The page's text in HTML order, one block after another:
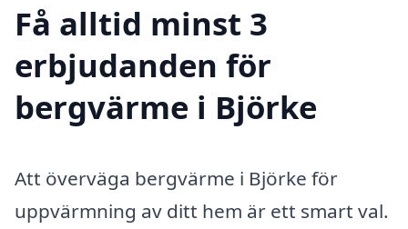
Få alltid minst 3
erbjudanden för
bergvärme i Björke
Att överväga bergvärme i Björke för
uppvärmning av ditt hem är ett smart val.